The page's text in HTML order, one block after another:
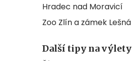
Hradec nad Moravicí
Zoo Zlín a zámek Lešná
Další tipy na výlety